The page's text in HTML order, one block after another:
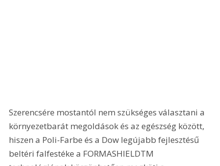
Szerencsére mostantól nem szükséges választani a
környezetbarát megoldások és az egészség között,
hiszen a Poli-Farbe és a Dow legújabb fejlesztésű
beltéri falfestéke a FORMASHIELDTM